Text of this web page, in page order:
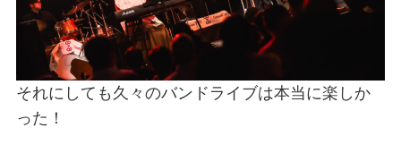
それにしても久々のバンドライブは本当に楽しか
った！